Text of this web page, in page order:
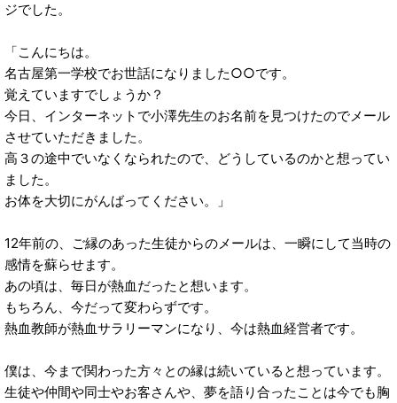
ジでした。
「こんにちは。
名古屋第一学校でお世話になりました○○です。
覚えていますでしょうか？
今日、インターネットで小澤先生のお名前を見つけたのでメール
させていただきました。
高３の途中でいなくなられたので、どうしているのかと想ってい
ました。
お体を大切にがんばってください。」
12年前の、ご縁のあった生徒からのメールは、一瞬にして当時の
感情を蘇らせます。
あの頃は、毎日が熱血だったと想います。
もちろん、今だって変わらずです。
熱血教師が熱血サラリーマンになり、今は熱血経営者です。
僕は、今まで関わった方々との縁は続いていると想っています。
生徒や仲間や同士やお客さんや、夢を語り合ったことは今でも胸